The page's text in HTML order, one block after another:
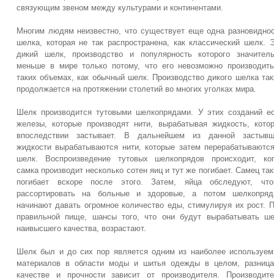
связующим звеном между культурами и континентами.
Многим людям неизвестно, что существует еще одна
шелка, которая не так распространена, как классический шелк.
дикий шелк, производство и популярность которого
меньше в мире только потому, что его невозможно
таких объемах, как обычный шелк. Производство дикого шелка
продолжается на протяжении столетий во многих уголках мира.
Шелк производится тутовыми шелкопрядами. У этих созданий
железы, которые производят нити, вырабатывая жидкость,
впоследствии застывает. В дальнейшем из данной
жидкости вырабатываются нити, которые затем
шелк. Воспроизведение тутовых шелкопрядов происходит,
самка производит несколько сотен яиц и тут же погибает. Самец
погибает вскоре после этого. Затем, яйца обследуют,
рассортировать на больные и здоровые, а потом
начинают давать огромное количество еды, стимулируя их рост.
правильной пище, шансы того, что они будут вырабатывать
наивысшего качества, возрастают.
Шелк был и до сих пор является одним из наиболее
материалов в области моды и шитья одежды в целом,
качестве и прочности зависит от производителя.